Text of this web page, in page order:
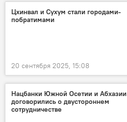
Цхинвал и Сухум стали городами-
побратимами
20 сентября 2025, 15:08
Нацбанки Южной Осетии и Абхазии
договорились о двустороннем
сотрудничестве